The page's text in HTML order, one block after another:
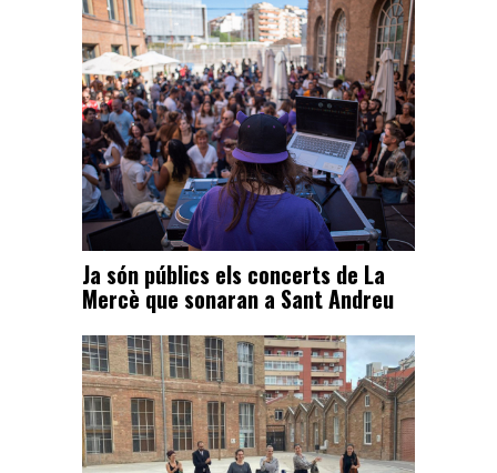
Ja són públics els concerts de La
Mercè que sonaran a Sant Andreu